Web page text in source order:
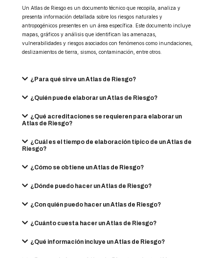
Un Atlas de Riesgo es un documento técnico que recopila, analiza y
presenta información detallada sobre los riesgos naturales y
antropogénicos presentes en un área específica. Este documento incluye
mapas, gráficos y análisis que identifican las amenazas,
vulnerabilidades y riesgos asociados con fenómenos como inundaciones,
deslizamientos de tierra, sismos, contaminación, entre otros.
¿Para qué sirve un Atlas de Riesgo?
¿Quién puede elaborar un Atlas de Riesgo?
¿Qué acreditaciones se requieren para elaborar un
Atlas de Riesgo?
¿Cuál es el tiempo de elaboración típico de un Atlas de
Riesgo?
¿Cómo se obtiene un Atlas de Riesgo?
¿Dónde puedo hacer un Atlas de Riesgo?
¿Con quién puedo hacer un Atlas de Riesgo?
¿Cuánto cuesta hacer un Atlas de Riesgo?
¿Qué información incluye un Atlas de Riesgo?